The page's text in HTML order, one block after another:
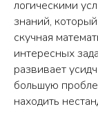
логическими
знаний,
скучная
интересных
развивает
большую
находить
Сертификаты
Программы